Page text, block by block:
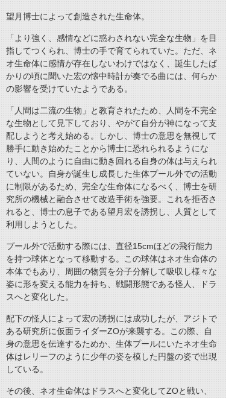
望月博士によって創造された生命体。
「より強く、感情などに惑わされない完全な生物」を目
指してつくられ、博士の手で育てられていた。ただ、ネ
オ生命体に感情が存在しないわけではなく、誕生したば
かりの頃に聞いた宏の懐中時計が奏でる曲には、何らか
の影響を受けていたようである。
「人間は二流の生物」と教育されたため、人間を不完全
な生物として見下しており、やがて自分が神になって支
配しようと考え始める。しかし、博士の意思を無視して
勝手に動き始めたことから博士に恐れられるようにな
り、人間のように自由に動き回れる自身の体は与えられ
ていない。自身が誕生し成長した生体プール外での活動
に制限があるため、完全な生命体になるべく、博士を研
究所の機械と融合させて改造手術を強要。これを拒否さ
れると、博士の息子である望月宏を誘拐し、人質として
利用しようとした。
プール外で活動する際には、直径15cmほどの飛行能力
を持つ球体となって移動する。この球体はネオ生命体の
本体でもあり、周囲の物質を分子分解して吸収し様々な
姿に形を変える能力を持ち、戦闘形態である怪人、ドラ
スへと変化した。
配下の怪人によって宏の誘拐には成功したが、アジトで
ある研究所に仮面ライダーZOが来襲する。この際、自
身の意思を伝達するためか、生体プールにいたネオ生命
体はレリーフのように少年の姿を模した円盤の姿で出現
している。
その後、ネオ生命体はドラスへと変化してZOと戦い、